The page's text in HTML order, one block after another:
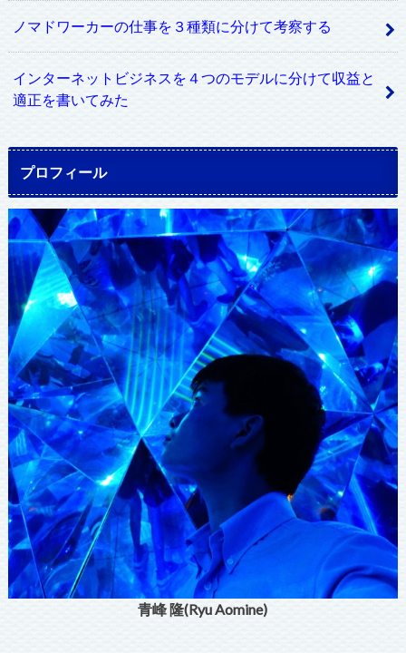
ノマドワーカーの仕事を３種類に分けて考察する
インターネットビジネスを４つのモデルに分けて収益と
適正を書いてみた
プロフィール
青峰 隆(Ryu Aomine)